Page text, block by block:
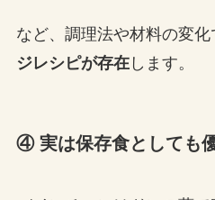
など、調理法や材料の変化
ジレシピが存在します。
④ 実は保存食としても